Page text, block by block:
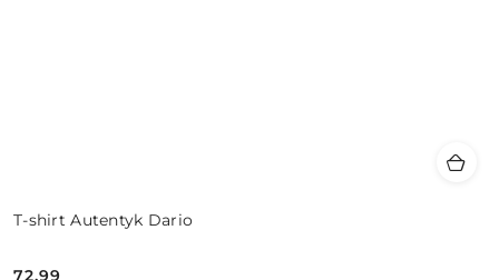
T-shirt Autentyk Dario
72.99